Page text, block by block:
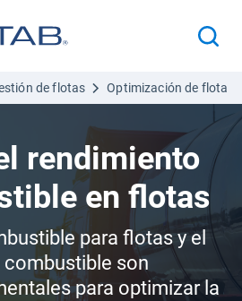
de flotas Optimización de flotas
rendimiento
en flotas
para flotas y el
son
para optimizar la